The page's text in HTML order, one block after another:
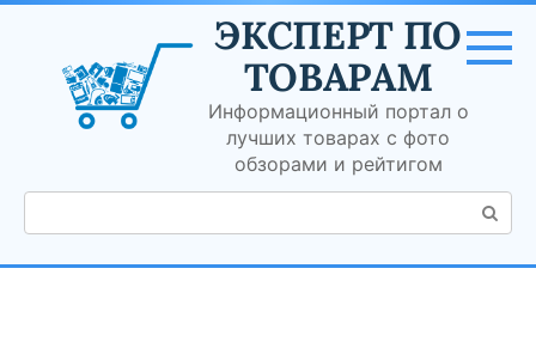
Перейти
контенту
ЭКСПЕРТ ПО
ТОВАРАМ
Информационный портал о
лучших товарах с фото
обзорами и рейтигом
Поиск: